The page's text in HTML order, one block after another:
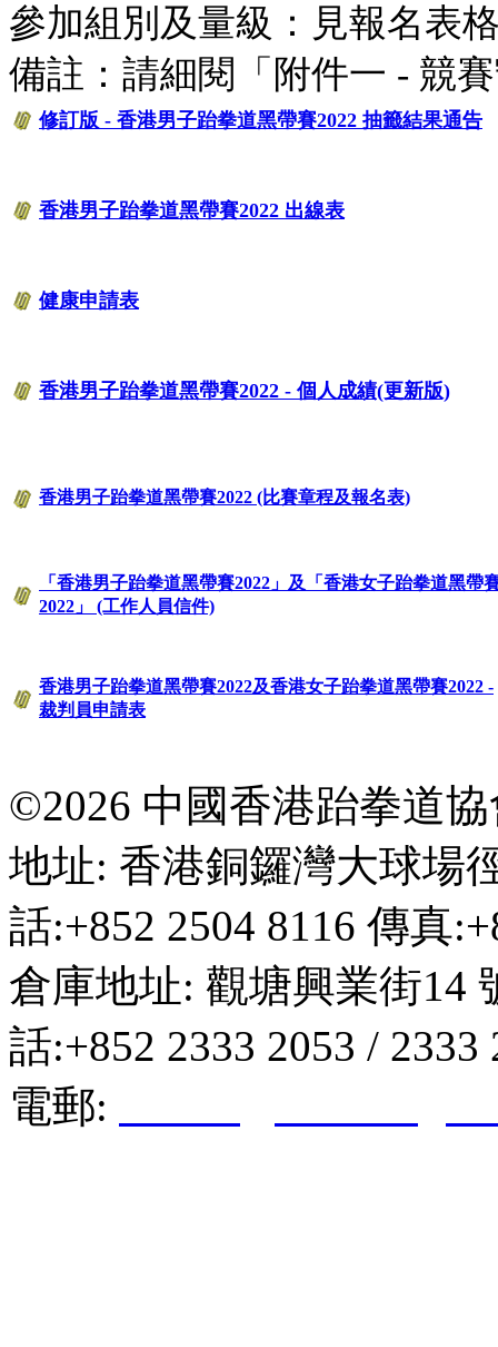
參加組別及量級：見報名表
備註：請細閱「附件一 - 競
修訂版 - 香港男子跆拳道黑帶賽2022 抽籤結果通告
香港男子跆拳道黑帶賽2022 出線表
健康申請表
香港男子跆拳道黑帶賽2022 - 個人成績(更新版)
香港男子跆拳道黑帶賽2022 (比賽章程及報名表)
「香港男子跆拳道黑帶賽2022」及「香港女子跆拳道黑帶
2022」 (工作人員信件)
香港男子跆拳道黑帶賽2022及香港女子跆拳道黑帶賽2022 -
裁判員申請表
©2026 中國香港跆拳道
地址: 香港銅鑼灣大球場
話:+852 2504 8116 傳真
倉庫地址: 觀塘興業街14
話:+852 2333 2053 /
電郵: